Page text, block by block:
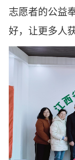
志愿者的公益
好，让更多人